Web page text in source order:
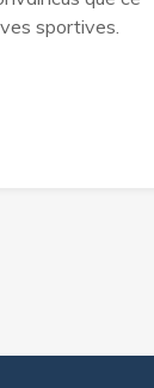
sportives.